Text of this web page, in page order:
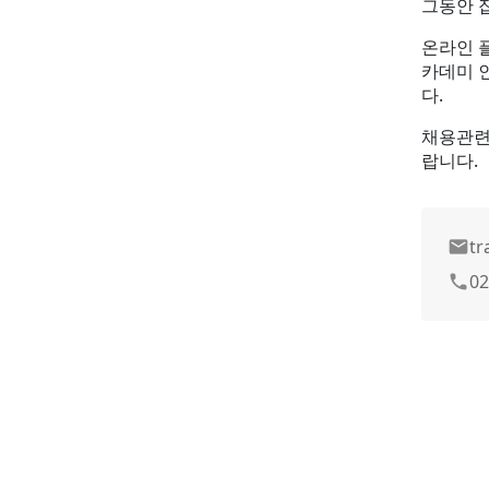
그동안
온라인
카데미
다.
채용관
랍니다.
email
phone